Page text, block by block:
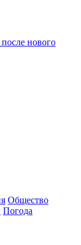
нового
Общество
Погода